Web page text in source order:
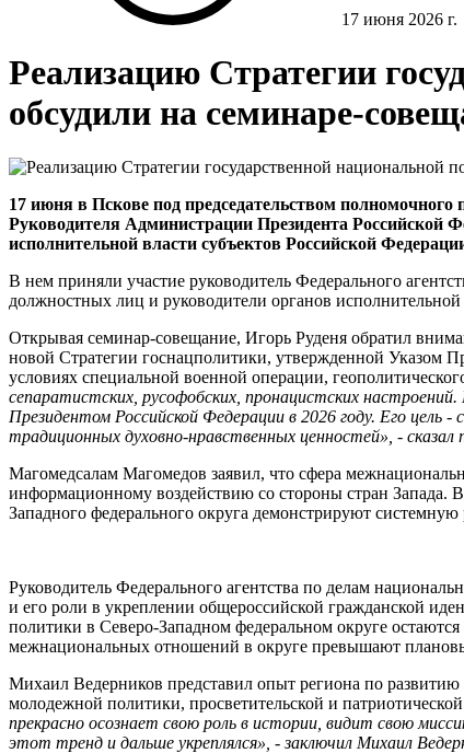
17 июня 2026 г.
Реализацию Стратегии
обсудили на семинаре-
17 июня в Пскове под председательством
Руководителя Администрации Президента Российской
исполнительной власти субъектов Российской
В нем приняли участие руководитель Федерального
должностных лиц и руководители органов
Открывая семинар-совещание, Игорь Руденя обратил
новой Стратегии госнацполитики, утвержденной Указом
условиях специальной военной операции,
сепаратистских, русофобских, пронацистских
Президентом Российской Федерации в 2026 году. Его цель
традиционных духовно-нравственных ценностей», -
Магомедсалам Магомедов заявил, что сфера
информационному воздействию со стороны стран Запада.
Западного федерального округа демонстрируют
Руководитель Федерального агентства по делам
и его роли в укреплении общероссийской гражданской
политики в Северо-Западном федеральном округе
межнациональных отношений в округе превышают
Михаил Ведерников представил опыт региона по
молодежной политики, просветительской и
прекрасно осознает свою роль в истории, видит свою
этот тренд и дальше укреплялся», - заключил Михаил